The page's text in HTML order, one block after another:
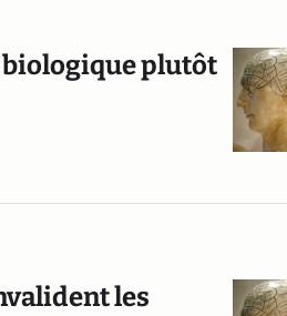
biologique plutôt
les